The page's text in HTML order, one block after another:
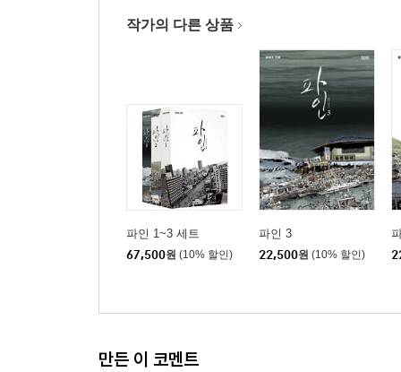
작가의 다른 상품
파인 1~3 세트
67,500원 (10% 할인)
파인 3
22,500원 (10% 할인)
만든 이 코멘트